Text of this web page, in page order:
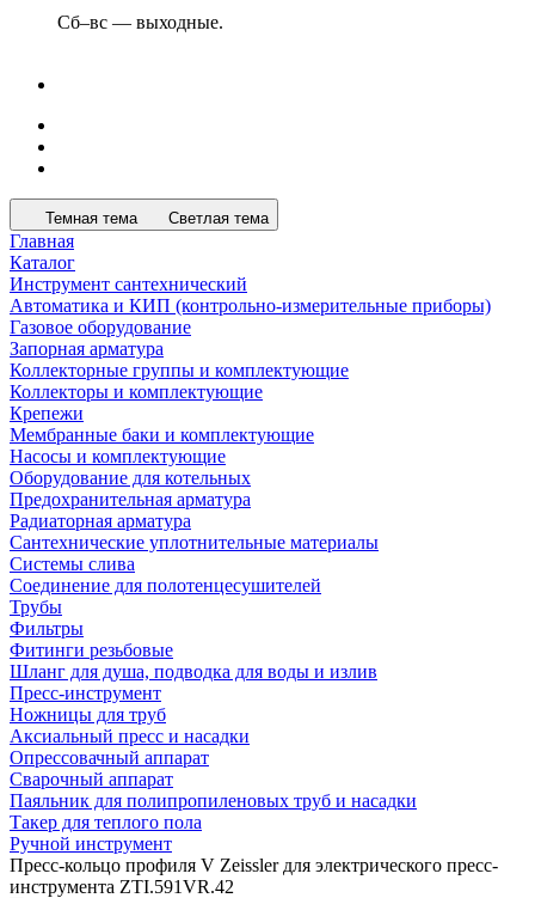
Сб–вс — выходные.
Темная тема Светлая тема
Главная
Каталог
Инструмент сантехнический
Автоматика и КИП (контрольно-измерительные приборы)
Газовое оборудование
Запорная арматура
Коллекторные группы и комплектующие
Коллекторы и комплектующие
Крепежи
Мембранные баки и комплектующие
Насосы и комплектующие
Оборудование для котельных
Предохранительная арматура
Радиаторная арматура
Сантехнические уплотнительные материалы
Системы слива
Соединение для полотенцесушителей
Трубы
Фильтры
Фитинги резьбовые
Шланг для душа, подводка для воды и излив
Пресс-инструмент
Ножницы для труб
Аксиальный пресс и насадки
Опрессовачный аппарат
Сварочный аппарат
Паяльник для полипропиленовых труб и насадки
Такер для теплого пола
Ручной инструмент
Пресс-кольцо профиля V Zeissler для электрического пресс-
инструмента ZTI.591VR.42